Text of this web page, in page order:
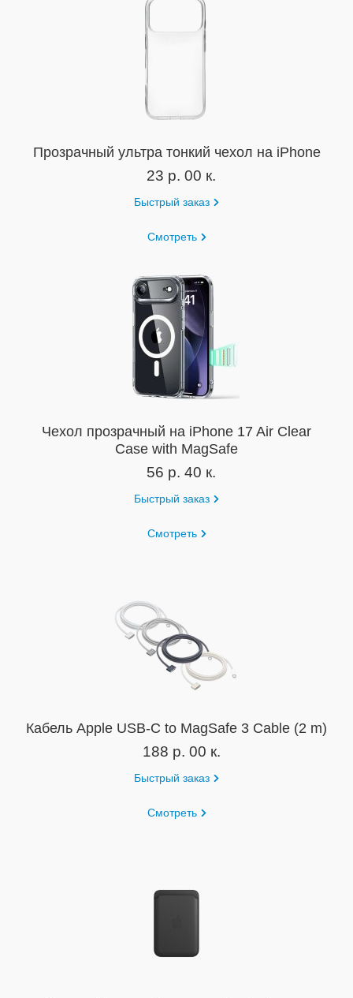
Прозрачный ультра тонкий чехол на iPhone
23 р. 00 к.
Быстрый заказ
Смотреть
Чехол прозрачный на iPhone 17 Air Clear
Case with MagSafe
56 р. 40 к.
Быстрый заказ
Смотреть
Кабель Apple USB-C to MagSafe 3 Cable (2 m)
188 р. 00 к.
Быстрый заказ
Смотреть